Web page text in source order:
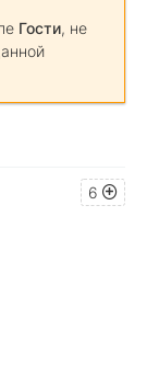
Гости, не
6